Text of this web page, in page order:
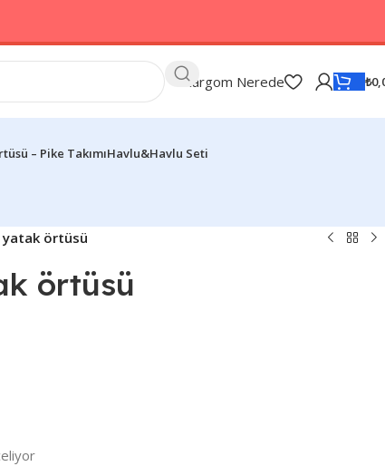
Kargom Nerede ₺
– Pike TakımıHavlu&Havlu Seti
örtüsü
örtüsü